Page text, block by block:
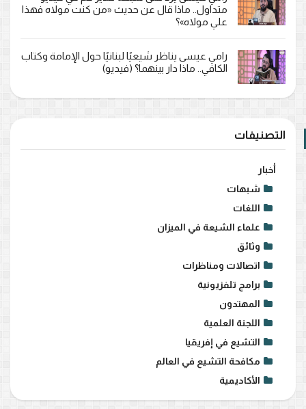
متداول.. ماذا قال عن حديث «من كنت مولاه فهذا
علي مولاه»؟
رامي عيسى يناظر شيعيًا لبنانيًا حول الإمامة وكتاب
الكافي.. ماذا دار بينهما؟ (فيديو)
التصنيفات
أخبار
شبهات
اللغات
علماء الشيعة في الميزان
وثائق
اتصالات ومناظرات
برامج تلفزيونية
المهتدون
اللجنة العلمية
التشيع في إفريقيا
مكافحة التشيع في العالم
الأكاديمية